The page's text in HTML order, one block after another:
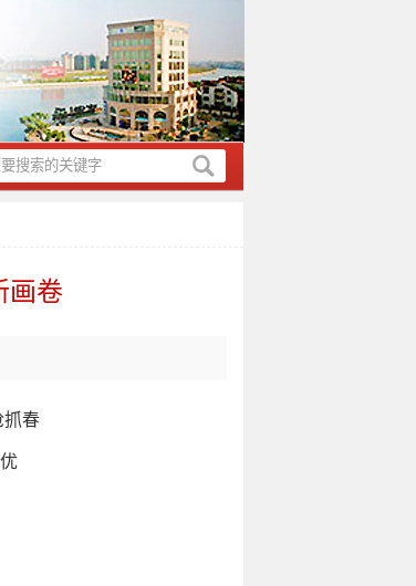
画卷
抓春